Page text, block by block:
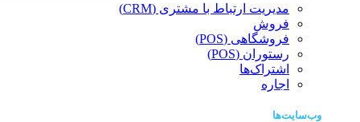
مدیریت ارتباط با مشتری (CRM)
فروش
فروشگاهی (POS)
رستوران (POS)
اشتراک‌ها
اجاره
وب‌سایت‌ها